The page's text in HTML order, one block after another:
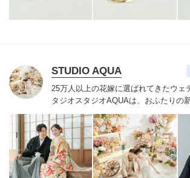
STUDIO AQUA
25万人以上の花嫁に選ばれてきたウェ
タジオ スタジオAQUAは、おふたりの
を添える“最高のウェディングフォト”
ていただきます。1枚の写真のチカラを